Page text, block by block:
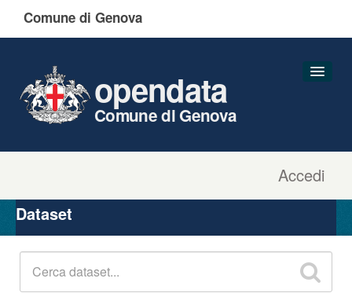
Comune di Genova
Accedi
opendata
Comune di Genova
Organizzazioni
Gruppi
Dataset